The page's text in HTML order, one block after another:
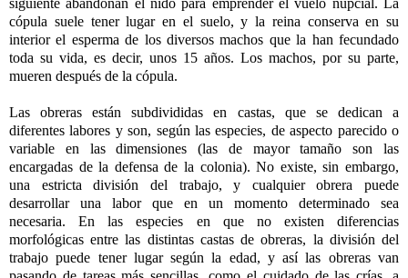
cópula suele tener lugar en el suelo, y la reina conserva en su
interior el esperma de los diversos machos que la han fecundado
toda su vida, es decir, unos 15 años. Los machos, por su parte,
mueren después de la cópula.
Las obreras están subdivididas en castas, que se dedican a
diferentes labores y son, según las especies, de aspecto parecido o
variable en las dimensiones (las de mayor tamaño son las
encargadas de la defensa de la colonia). No existe, sin embargo,
una estricta división del trabajo, y cualquier obrera puede
desarrollar una labor que en un momento determinado sea
necesaria. En las especies en que no existen diferencias
morfológicas entre las distintas castas de obreras, la división del
trabajo puede tener lugar según la edad, y así las obreras van